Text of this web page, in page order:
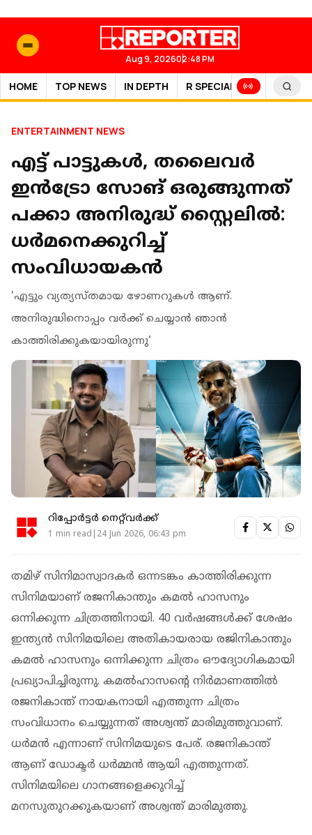
Aug 9, 202602:48 PM
HOME TOP NEWS IN DEPTH R SPECIAL SPORTS
ENTERTAINMENT NEWS
എട്ട് പാട്ടുകൾ, തലൈവർ
ഇൻട്രോ സോങ് ഒരുങ്ങുന്നത്
പക്കാ അനിരുദ്ധ് സ്റ്റൈലിൽ:
ധർമനെക്കുറിച്ച്
സംവിധായകൻ
'എട്ടും വ്യത്യസ്തമായ ഴോണറുകൾ ആണ്.
അനിരുദ്ധിനൊപ്പം വർക്ക് ചെയ്യാൻ ഞാൻ
കാത്തിരിക്കുകയായിരുന്നു'
റിപ്പോർട്ടർ നെറ്റ്‌വര്‍ക്ക്‌
1 min read|24 Jun 2026, 06:43 pm
തമിഴ് സിനിമാസ്വാദകർ ഒന്നടങ്കം കാത്തിരിക്കുന്ന
സിനിമയാണ് രജനികാന്തും കമൽ ഹാസനും
ഒന്നിക്കുന്ന ചിത്രത്തിനായി. 40 വര്‍ഷങ്ങള്‍ക്ക് ശേഷം
ഇന്ത്യന്‍ സിനിമയിലെ അതികായരായ രജിനികാന്തും
കമല്‍ ഹാസനും ഒന്നിക്കുന്ന ചിത്രം ഔദ്യോഗികമായി
പ്രഖ്യാപിച്ചിരുന്നു. കമൽഹാസന്റെ നിർമാണത്തിൽ
രജനികാന്ത് നായകനായി എത്തുന്ന ചിത്രം
സംവിധാനം ചെയ്യുന്നത് അശ്വന്ത് മാരിമുത്തുവാണ്.
ധർമൻ എന്നാണ് സിനിമയുടെ പേര്. രജനികാന്ത്
ആണ് ഡോക്ടർ ധർമ്മൻ ആയി എത്തുന്നത്.
സിനിമയിലെ ഗാനങ്ങളെക്കുറിച്ച്
മനസുതുറക്കുകയാണ് അശ്വന്ത് മാരിമുത്തു.